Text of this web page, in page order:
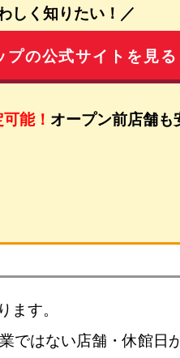
しく知りたい！／
プの公式サイトを見る
能！ オープン前店舗も
す。
はない店舗・休館日